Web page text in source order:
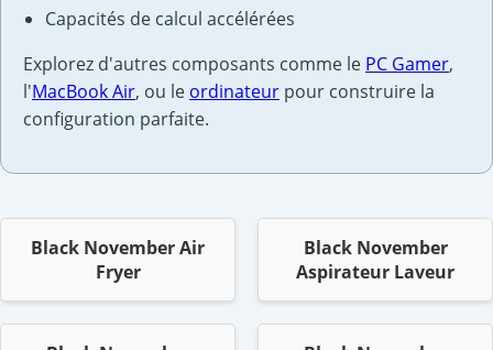
Capacités de calcul accélérées
Explorez d'autres composants comme le PC Gamer,
l'MacBook Air, ou le ordinateur pour construire la
configuration parfaite.
Black November Air
Fryer
Black November
Aspirateur Laveur